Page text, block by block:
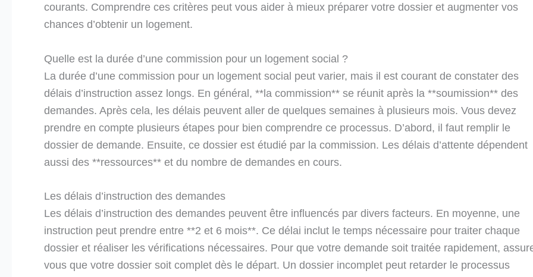
courants. Comprendre ces critères peut vous aider à mieux préparer votre dossier et augmenter vos
chances d’obtenir un logement.
Quelle est la durée d’une commission pour un logement social ?
La durée d’une commission pour un logement social peut varier, mais il est courant de constater des
délais d’instruction assez longs. En général, **la commission** se réunit après la **soumission** des
demandes. Après cela, les délais peuvent aller de quelques semaines à plusieurs mois. Vous devez
prendre en compte plusieurs étapes pour bien comprendre ce processus. D’abord, il faut remplir le
dossier de demande. Ensuite, ce dossier est étudié par la commission. Les délais d’attente dépendent
aussi des **ressources** et du nombre de demandes en cours.
Les délais d’instruction des demandes
Les délais d’instruction des demandes peuvent être influencés par divers facteurs. En moyenne, une
instruction peut prendre entre **2 et 6 mois**. Ce délai inclut le temps nécessaire pour traiter chaque
dossier et réaliser les vérifications nécessaires. Pour que votre demande soit traitée rapidement,
vous que votre dossier soit complet dès le départ. Un dossier incomplet peut retarder le processus